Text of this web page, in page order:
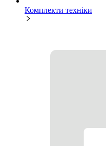
Комплекти техніки